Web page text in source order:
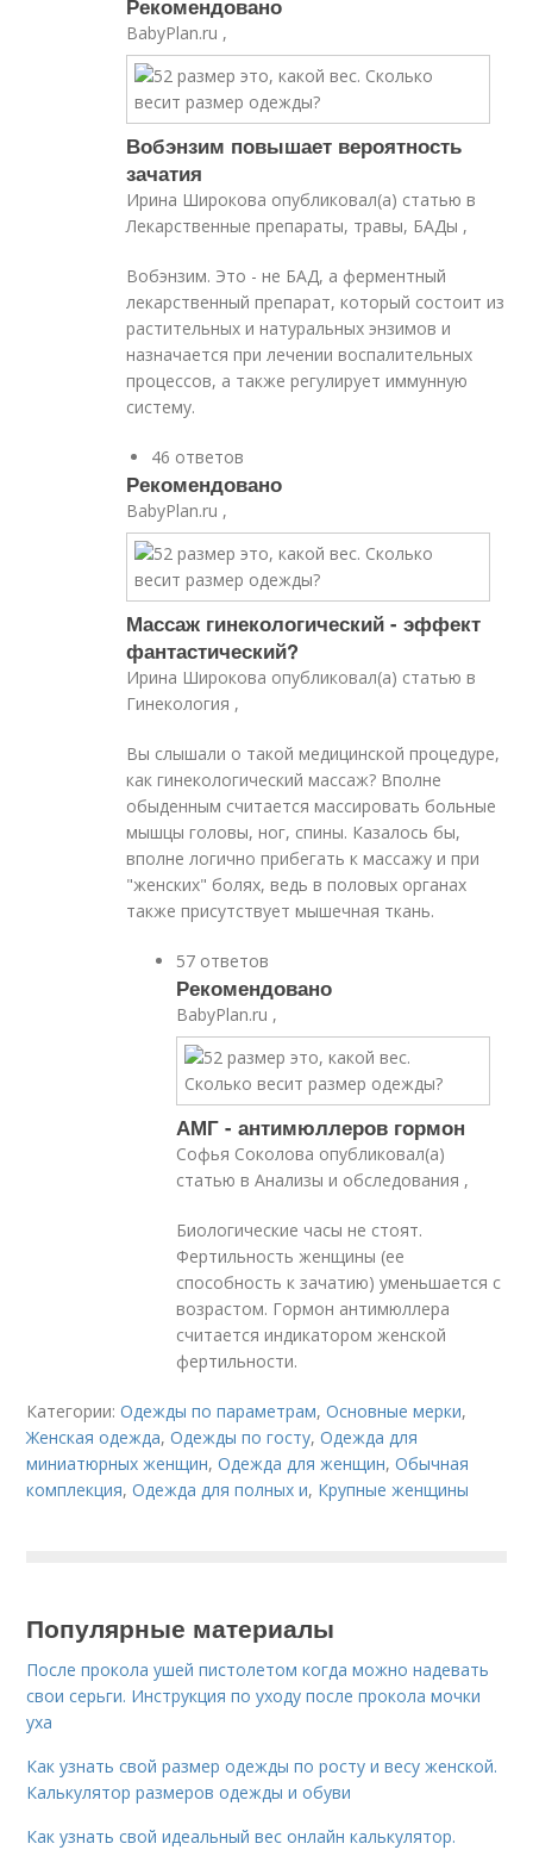
Рекомендовано
BabyPlan.ru ,
Вобэнзим повышает вероятность
зачатия
Ирина Широкова опубликовал(а) статью в
Лекарственные препараты, травы, БАДы ,
Вобэнзим. Это - не БАД, а ферментный
лекарственный препарат, который состоит из
растительных и натуральных энзимов и
назначается при лечении воспалительных
процессов, а также регулирует иммунную
систему.
46 ответов
Рекомендовано
BabyPlan.ru ,
Массаж гинекологический - эффект
фантастический?
Ирина Широкова опубликовал(а) статью в
Гинекология ,
Вы слышали о такой медицинской процедуре,
как гинекологический массаж? Вполне
обыденным считается массировать больные
мышцы головы, ног, спины. Казалось бы,
вполне логично прибегать к массажу и при
"женских" болях, ведь в половых органах
также присутствует мышечная ткань.
57 ответов
Рекомендовано
BabyPlan.ru ,
АМГ - антимюллеров гормон
Софья Соколова опубликовал(а)
статью в Анализы и обследования ,
Биологические часы не стоят.
Фертильность женщины (ее
способность к зачатию) уменьшается с
возрастом. Гормон антимюллера
считается индикатором женской
фертильности.
Категории:Одежды по параметрам,Основные мерки,
Женская одежда,Одежды по госту,Одежда для
миниатюрных женщин,Одежда для женщин,Обычная
комплекция,Одежда для полных и, Крупные женщины
Популярные материалы
После прокола ушей пистолетом когда можно надевать
свои серьги. Инструкция по уходу после прокола мочки
уха
Как узнать свой размер одежды по росту и весу женской.
Калькулятор размеров одежды и обуви
Как узнать свой идеальный вес онлайн калькулятор.